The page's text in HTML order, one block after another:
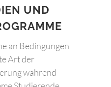
UND
an Bedingungen
Art der
während